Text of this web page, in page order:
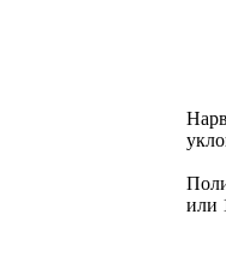
или